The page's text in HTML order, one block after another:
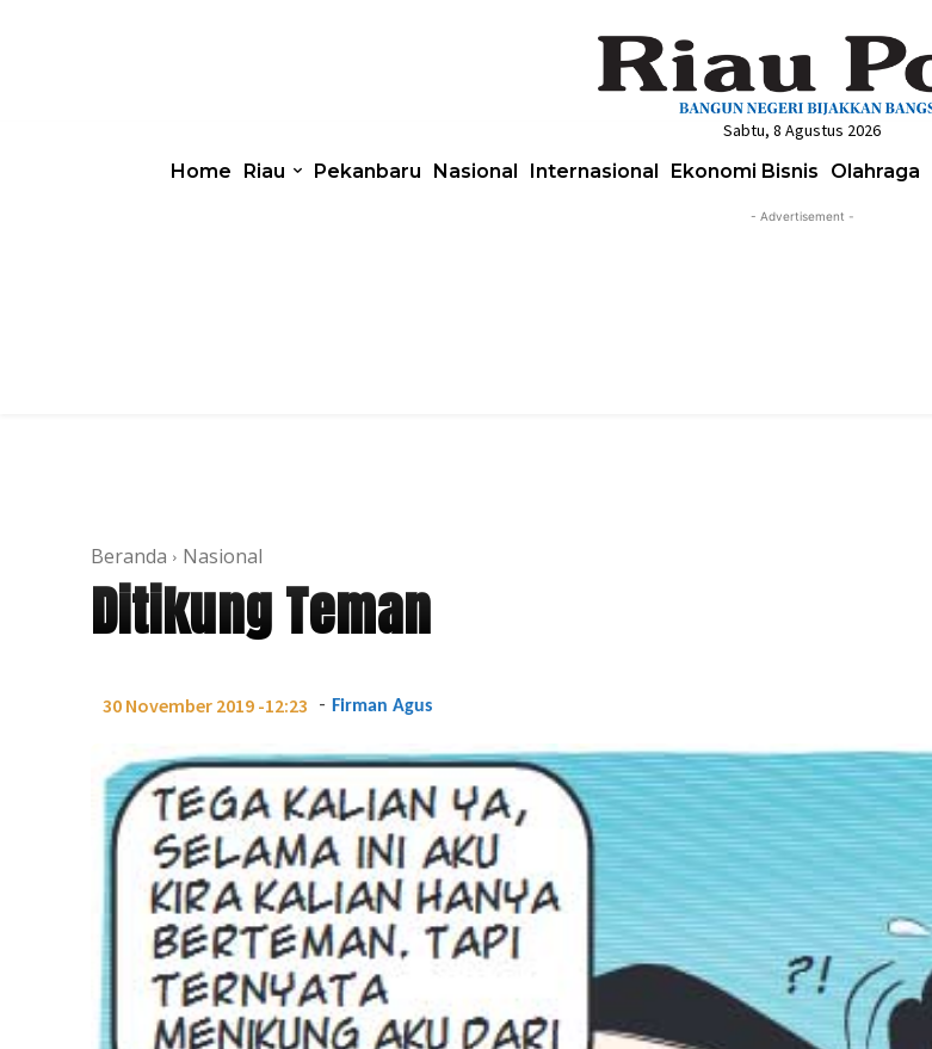
Sabtu, 8 Agustus 2026
Home Riau Pekanbaru Nasional Internasional Ekonomi Bisnis Olahraga
- Advertisement -
Beranda Nasional
Ditikung Teman
30 November 2019 -12:23 - Firman Agus